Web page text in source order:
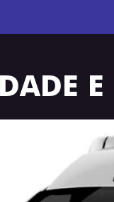
E